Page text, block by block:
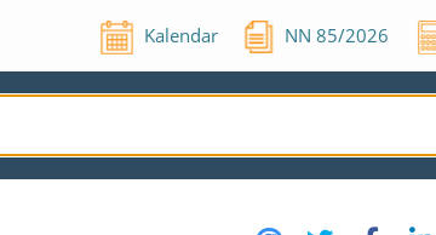
Kalendar NN85/2026